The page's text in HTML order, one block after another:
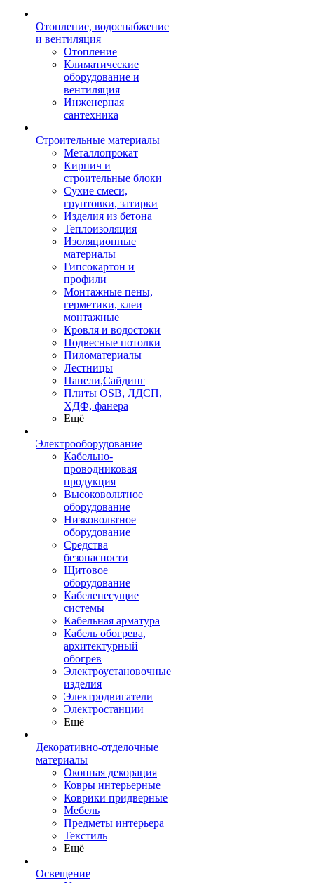
Отопление, водоснабжение
и вентиляция
Отопление
Климатические
оборудование и
вентиляция
Инженерная
сантехника
Строительные материалы
Металлопрокат
Кирпич и
строительные блоки
Сухие смеси,
грунтовки, затирки
Изделия из бетона
Теплоизоляция
Изоляционные
материалы
Гипсокартон и
профили
Монтажные пены,
герметики, клеи
монтажные
Кровля и водостоки
Подвесные потолки
Пиломатериалы
Лестницы
Панели,Сайдинг
Плиты OSB, ЛДСП,
ХДФ, фанера
Ещё
Электрооборудование
Кабельно-
проводниковая
продукция
Высоковольтное
оборудование
Низковольтное
оборудование
Средства
безопасности
Щитовое
оборудование
Кабеленесущие
системы
Кабельная арматура
Кабель обогрева,
архитектурный
обогрев
Электроустановочные
изделия
Электродвигатели
Электростанции
Ещё
Декоративно-отделочные
материалы
Оконная декорация
Ковры интерьерные
Коврики придверные
Мебель
Предметы интерьера
Текстиль
Ещё
Освещение